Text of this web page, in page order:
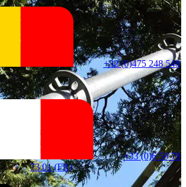
+32 (0)475 248 548
+33 (0)6 59 79
73 01 (FR)